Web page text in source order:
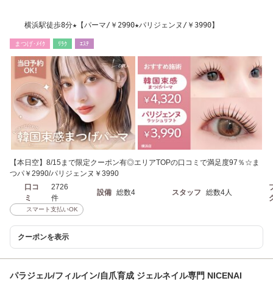
横浜駅徒歩8分★【パーマ/￥2990★パリジェンヌ/￥3990】
まつげ･ﾒｲｸ ﾘﾗｸ ｴｽﾃ
【本日空】8/15まで限定クーポン有◎エリアTOPの口コミで満足度97％☆ま
つパ￥2990/パリジェンヌ￥3990
口コ
ミ
2726
件
設備 総数4 スタッフ 総数4人
スマート支払いOK
クーポンを表示
パラジェル/フィルイン/自爪育成 ジェルネイル専門 NICENAI